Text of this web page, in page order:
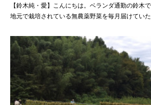
【鈴木純・愛】こんにちは。ベランダ通勤の鈴木
地元で栽培されている無農薬野菜を毎月届けてい